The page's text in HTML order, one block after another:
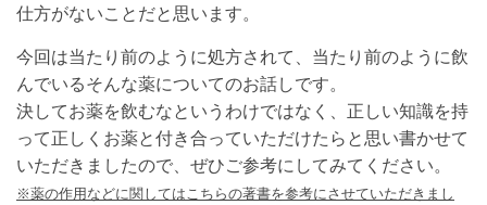
仕方がないことだと思います。
今回は当たり前のように処方されて、当たり前のように飲
んでいるそんな薬についてのお話しです。
決してお薬を飲むなというわけではなく、正しい知識を持
って正しくお薬と付き合っていただけたらと思い書かせて
いただきましたので、ぜひご参考にしてみてください。
※薬の作用などに関してはこちらの著書を参考にさせていただきまし